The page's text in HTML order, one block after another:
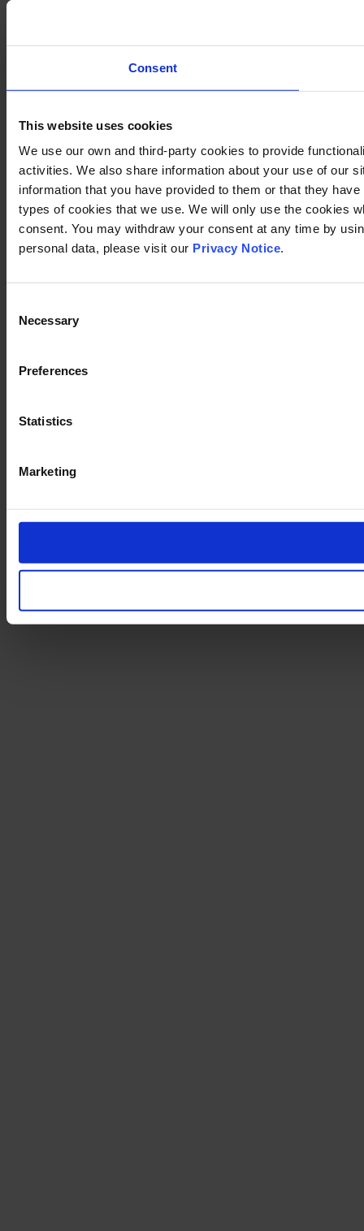
Consent
This website uses cookies
We use our own and third-party cookies to provide
activities. We also share information about your use of our
information that you have provided to them or that they
types of cookies that we use. We will only use the cookies
consent. You may withdraw your consent at any time by
personal data, please visit our Privacy Notice.
Selection
Necessary
Preferences
Statistics
Marketing